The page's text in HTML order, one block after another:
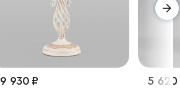
9 930 ₽ 5 620